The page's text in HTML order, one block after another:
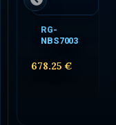
RG-
NBS7003
678.25 €